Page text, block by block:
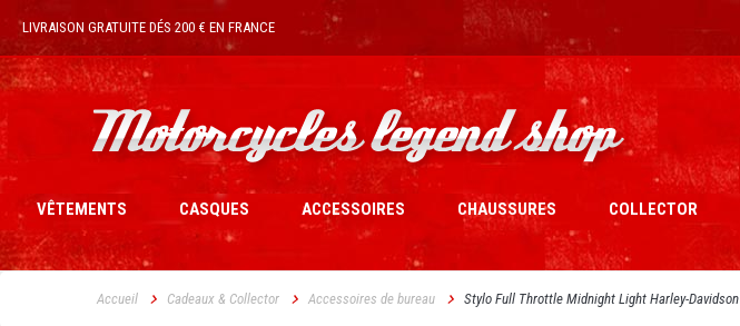
LIVRAISON GRATUITE DÉS 200 € EN FRANCE
VÊTEMENTS CASQUES ACCESSOIRES CHAUSSURES COLLECTOR
Accueil Cadeaux & Collector Accessoires de bureau Stylo Full Throttle Midnight Light Harley-Davidson